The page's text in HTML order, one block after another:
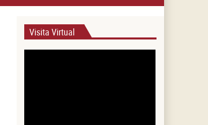
Visita Virtual